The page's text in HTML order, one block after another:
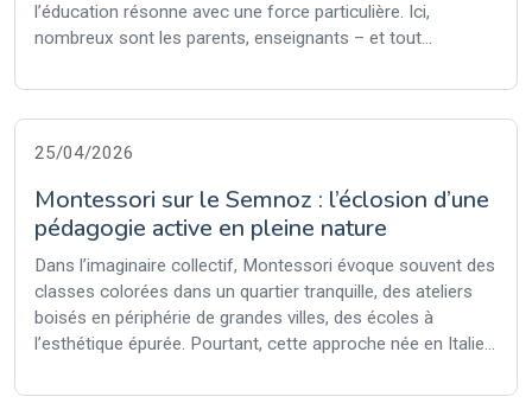
l’éducation résonne avec une force particulière. Ici,
nombreux sont les parents, enseignants – et tout...
25/04/2026
Montessori sur le Semnoz : l’éclosion d’une
pédagogie active en pleine nature
Dans l’imaginaire collectif, Montessori évoque souvent des
classes colorées dans un quartier tranquille, des ateliers
boisés en périphérie de grandes villes, des écoles à
l’esthétique épurée. Pourtant, cette approche née en Italie...